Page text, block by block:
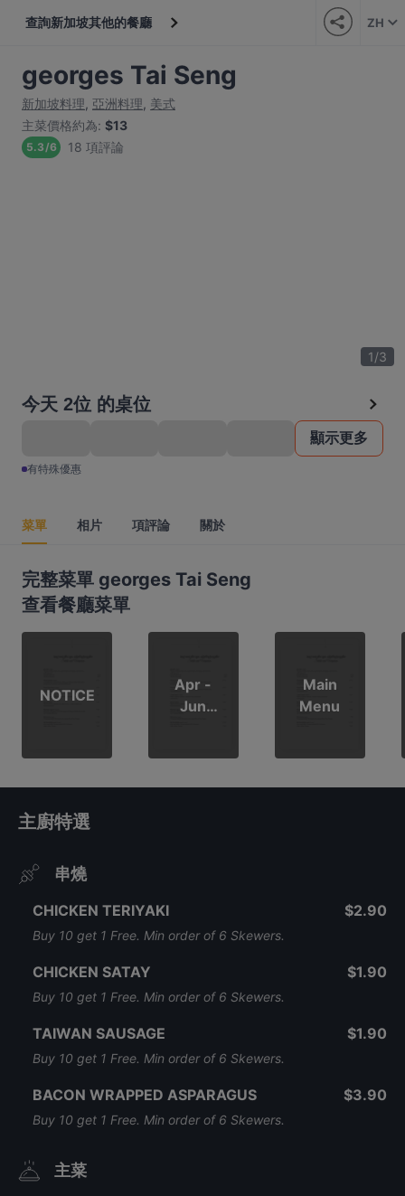
查詢新加坡其他的餐廳 ZH
georges Tai Seng
新加坡料理, 亞洲料理, 美式
主菜價格約為: $13
5.3/6 18 項評論
1/3
今天 2位 的桌位
顯示更多
有特殊優惠
菜單 相片 項評論 關於
完整菜單 georges Tai Seng
查看餐廳菜單
NOTICE
Apr -
Jun
Main
Menu
主廚特選
串燒
CHICKEN TERIYAKI
Buy 10 get 1 Free. Min order of 6 Skewers.
$2.90
CHICKEN SATAY
Buy 10 get 1 Free. Min order of 6 Skewers.
$1.90
TAIWAN SAUSAGE
Buy 10 get 1 Free. Min order of 6 Skewers.
$1.90
BACON WRAPPED ASPARAGUS
Buy 10 get 1 Free. Min order of 6 Skewers.
$3.90
主菜